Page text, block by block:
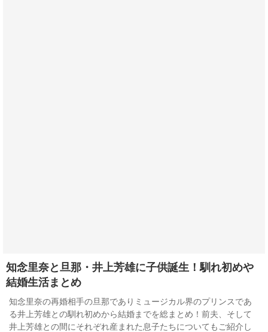
知念里奈と旦那・井上芳雄に子供誕生！馴れ初めや
結婚生活まとめ
知念里奈の再婚相手の旦那でありミュージカル界のプリンスであ
る井上芳雄との馴れ初めから結婚までを総まとめ！前夫、そして
井上芳雄との間にそれぞれ産まれた息子たちについてもご紹介し